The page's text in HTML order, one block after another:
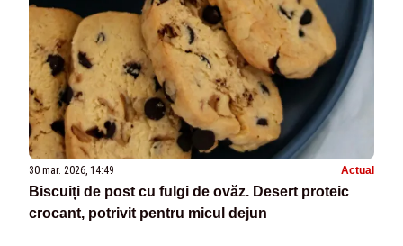
30 mar. 2026, 14:49 Actual
Biscuiți de post cu fulgi de ovăz. Desert proteic
crocant, potrivit pentru micul dejun